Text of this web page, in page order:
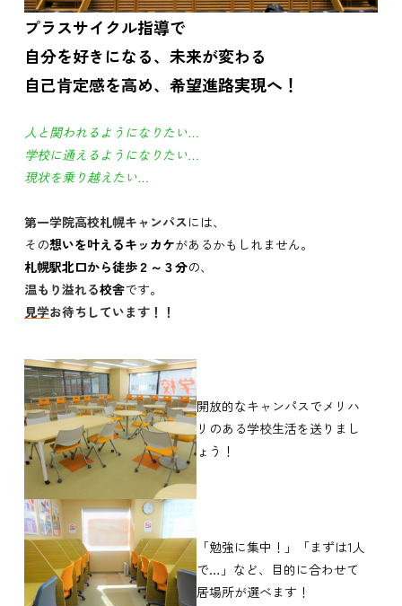
プラスサイクル指導で
自分を好きになる、未来が変わる
自己肯定感を高め、希望進路実現へ！
人と関われるようになりたい…
学校に通えるようになりたい…
現状を乗り越えたい…
第一学院高校札幌キャンパスには、
その想いを叶えるキッカケがあるかもしれません。
札幌駅北口から徒歩２～３分の、
温もり溢れる校舎です。
見学お待ちしています！！
「勉強に集中！」「まずは1人
で…」など、目的に合わせて
居場所が選べます！
開放的なキャンパスでメリハ
リのある学校生活を送りまし
ょう！